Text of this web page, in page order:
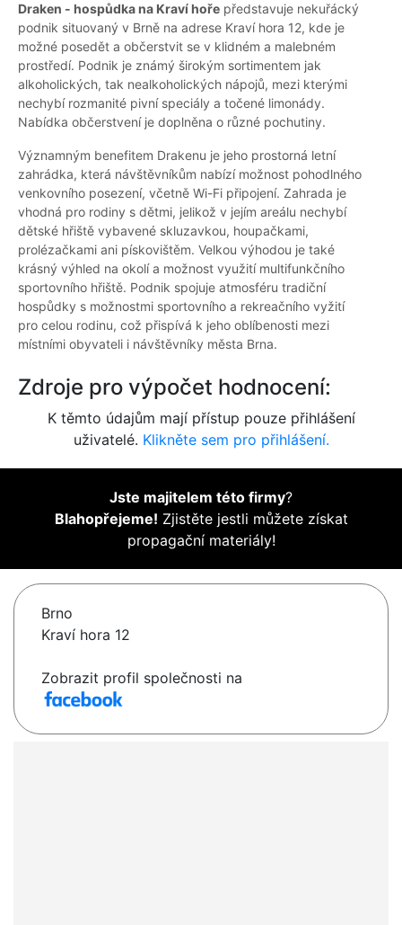
Draken - hospůdka na Kraví hoře představuje nekuřácký
podnik situovaný v Brně na adrese Kraví hora 12, kde je
možné posedět a občerstvit se v klidném a malebném
prostředí. Podnik je známý širokým sortimentem jak
alkoholických, tak nealkoholických nápojů, mezi kterými
nechybí rozmanité pivní speciály a točené limonády.
Nabídka občerstvení je doplněna o různé pochutiny.
Významným benefitem Drakenu je jeho prostorná letní
zahrádka, která návštěvníkům nabízí možnost pohodlného
venkovního posezení, včetně Wi-Fi připojení. Zahrada je
vhodná pro rodiny s dětmi, jelikož v jejím areálu nechybí
dětské hřiště vybavené skluzavkou, houpačkami,
prolézačkami ani pískovištěm. Velkou výhodou je také
krásný výhled na okolí a možnost využití multifunkčního
sportovního hřiště. Podnik spojuje atmosféru tradiční
hospůdky s možnostmi sportovního a rekreačního vyžití
pro celou rodinu, což přispívá k jeho oblíbenosti mezi
místními obyvateli i návštěvníky města Brna.
Zdroje pro výpočet hodnocení:
K těmto údajům mají přístup pouze přihlášení
uživatelé. Klikněte sem pro přihlášení.
Jste majitelem této firmy?
Blahopřejeme! Zjistěte jestli můžete získat
propagační materiály!
Brno
Kraví hora 12
Zobrazit profil společnosti na